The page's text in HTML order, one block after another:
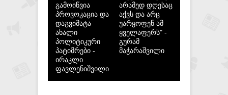
გამოიწვია
პროვოკაცია და
დაგვიმატა
ახალი
პოლიტიკური
პატიმრები -
ირაკლი
ფავლენიშვილი
არამედ დღესაც
აქვს და არც
უარყოფენ ამ
ყველაფერს" -
გურამ
მაჭარაშვილი